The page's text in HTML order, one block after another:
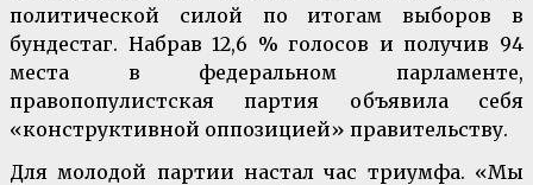
политической силой по итогам выборов в
бундестаг. Набрав 12,6 % голосов и получив 94
места в федеральном парламенте,
правопопулистская партия объявила себя
«конструктивной оппозицией» правительству.
Для молодой партии настал час триумфа. «Мы